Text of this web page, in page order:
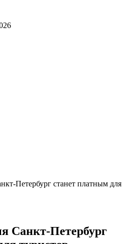
Петербург станет платным для
Санкт-Петербург